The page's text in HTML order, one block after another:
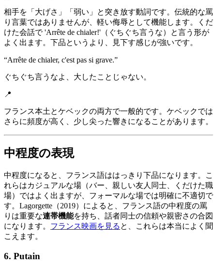
相手を「大げさ」「弱い」と突き放す動詞です。伝統的な罵
り言葉ではありませんが、軽い侮辱として機能します。くだ
けた会話で 'Arrête de chialer!'（ぐちぐち言うな）と言う形が
よく出ます。下品というより、見下す感じが強いです。
“Arrête de chialer, c'est pas si grave.”
ぐちぐち言うなよ、大したことじゃない。
📍
フランス本土とケベックの両方で一般的です。ケベックでは
さらに頻度が高く、少し尖った響きになることがあります。
中程度の表現
中程度になると、フランス語ははっきり下品になります。こ
れらはカジュアルな場（バー、親しい友人同士、くだけた職
場）ではよく出ますが、フォーマルな場では明確に不適切で
す。Lagorgette（2019）によると、フランス語の中程度の罵
りは重要な連帯機能を持ち、話者同士の信頼や親密さの合図
になります。 フランス映画を見る と、これらは本当によく聞
こえます。
6. Putain